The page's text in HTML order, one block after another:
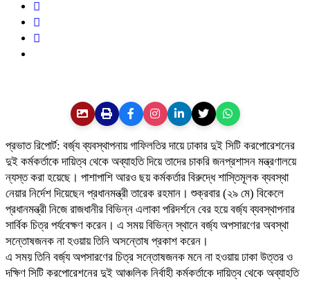
প্রভাত রিপোর্ট: বর্জ্য ব্যবস্থাপনায় গাফিলতির দায়ে ঢাকার দুই সিটি করপোরেশনের
দুই কর্মকর্তাকে দায়িত্ব থেকে অব্যাহতি দিয়ে তাদের চাকরি জনপ্রশাসন মন্ত্রণালয়ে
ন্যস্ত করা হয়েছে। পাশাপাশি আরও ছয় কর্মকর্তার বিরুদ্ধে শাস্তিমূলক ব্যবস্থা
নেয়ার নির্দেশ দিয়েছেন প্রধানমন্ত্রী তারেক রহমান। শুক্রবার (২৯ মে) বিকেলে
প্রধানমন্ত্রী নিজে রাজধানীর বিভিন্ন এলাকা পরিদর্শনে বের হয়ে বর্জ্য ব্যবস্থাপনার
সার্বিক চিত্র পর্যবেক্ষণ করেন। এ সময় বিভিন্ন স্থানে বর্জ্য অপসারণের অবস্থা
সন্তোষজনক না হওয়ায় তিনি অসন্তোষ প্রকাশ করেন।
এ সময় তিনি বর্জ্য অপসারণের চিত্র সন্তোষজনক মনে না হওয়ায় ঢাকা উত্তর ও
দক্ষিণ সিটি করপোরেশনের দুই আঞ্চলিক নির্বাহী কর্মকর্তাকে দায়িত্ব থেকে অব্যাহতি